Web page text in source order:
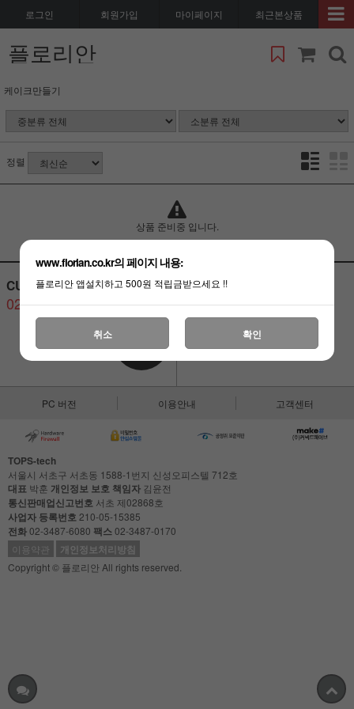
로그인 회원가입 마이페이지 최근본상품
플로리안
케이크만들기
정렬
상품 준비중 입니다.
CUSTOMER CENTER
02-3487-6080
연결하기
BANK ACCOUNT
PC 버전 이용안내 고객센터
TOPS-tech
서울시 서초구 서초동 1588-1번지 신성오피스텔 712호
대표 박훈 개인정보 보호 책임자 김윤전
통신판매업신고번호 서초 제02868호
사업자 등록번호 210-05-15385
전화02-3487-6080 팩스02-3487-0170
이용약관
개인정보처리방침
Copyright © 플로리안 All rights reserved.
www.florian.co.kr의 페이지 내용:
플로리안 앱설치하고 500원 적립금받으세요 !!
취소 확인